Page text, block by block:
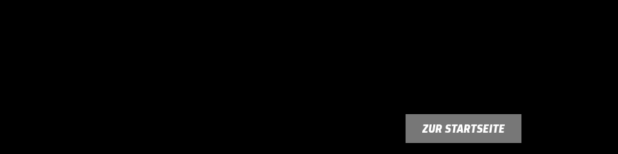
ZUR STARTSEITE